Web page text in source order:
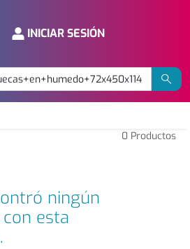
INICIAR SESIÓN
0 Productos
ningún
esta